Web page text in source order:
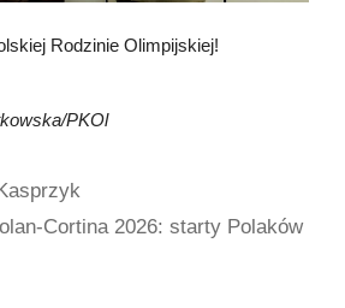
Rodzinie Olimpijskiej!
PKOl
Cortina 2026: starty Polaków